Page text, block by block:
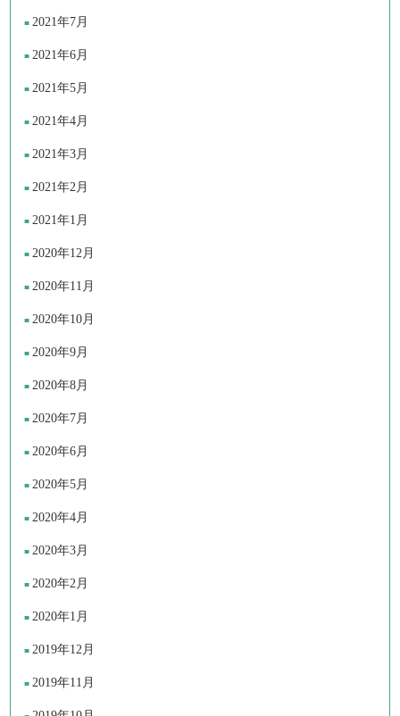
2021年7月
2021年6月
2021年5月
2021年4月
2021年3月
2021年2月
2021年1月
2020年12月
2020年11月
2020年10月
2020年9月
2020年8月
2020年7月
2020年6月
2020年5月
2020年4月
2020年3月
2020年2月
2020年1月
2019年12月
2019年11月